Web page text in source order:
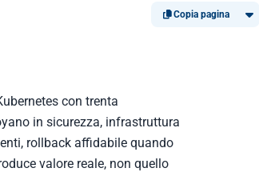
Copia pagina
con trenta
in sicurezza, infrastruttura
rollback affidabile quando
valore reale, non quello